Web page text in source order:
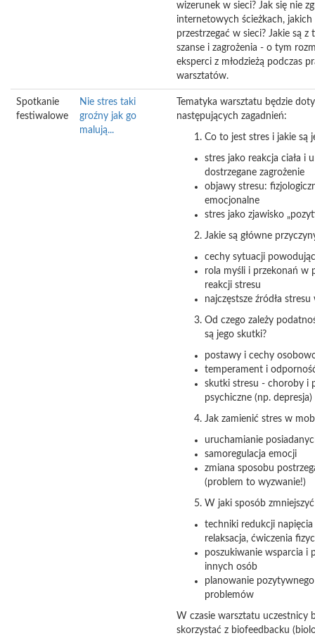
wizerunek w sieci? Jak się nie
internetowych ścieżkach, jakich
przestrzegać w sieci? Jakie są z
szanse i zagrożenia - o tym
eksperci z młodzieżą podczas
warsztatów.
Spotkanie
festiwalowe
Nie stres taki
groźny jak go
malują...
Tematyka warsztatu będzie
następujących zagadnień:
Co to jest stres i jakie są
stres jako reakcja ciała i
dostrzegane zagrożenie
objawy stresu:
emocjonalne
stres jako zjawisko
Jakie są główne
cechy sytuacji
rola myśli i przekonań w
reakcji stresu
najczęstsze źródła stresu
Od czego zależy
są jego skutki?
postawy i cechy
temperament i
skutki stresu - choroby i
psychiczne (np. depresja)
Jak zamienić stres w
uruchamianie
samoregulacja emocji
zmiana sposobu
(problem to wyzwanie!)
W jaki sposób
techniki redukcji
relaksacja, ćwiczenia
poszukiwanie wsparcia i
innych osób
planowanie
problemów
W czasie warsztatu uczestnicy
skorzystać z biofeedbacku